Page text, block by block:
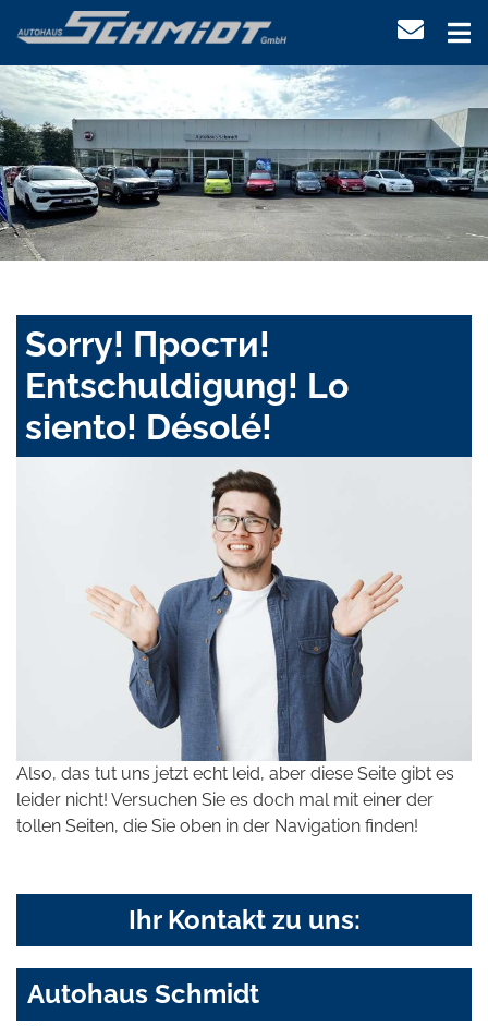
Sorry! Прости!
Entschuldigung! Lo
siento! Désolé!
Also, das tut uns jetzt echt leid, aber diese Seite gibt es
leider nicht! Versuchen Sie es doch mal mit einer der
tollen Seiten, die Sie oben in der Navigation finden!
Ihr Kontakt zu uns:
Autohaus Schmidt